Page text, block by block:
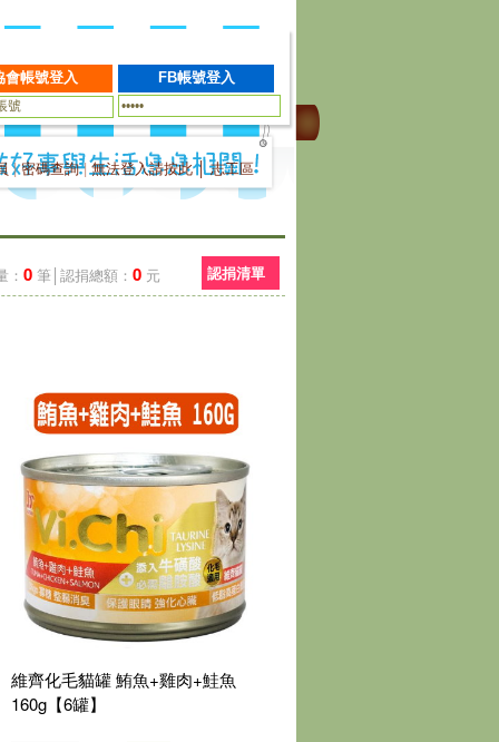
|密碼查詢|無法登入請按此│志工區
： 0 筆│認捐總額： 0 元 認捐清單
維齊化毛貓罐 鮪魚+雞肉+鮭魚
160g【6罐】